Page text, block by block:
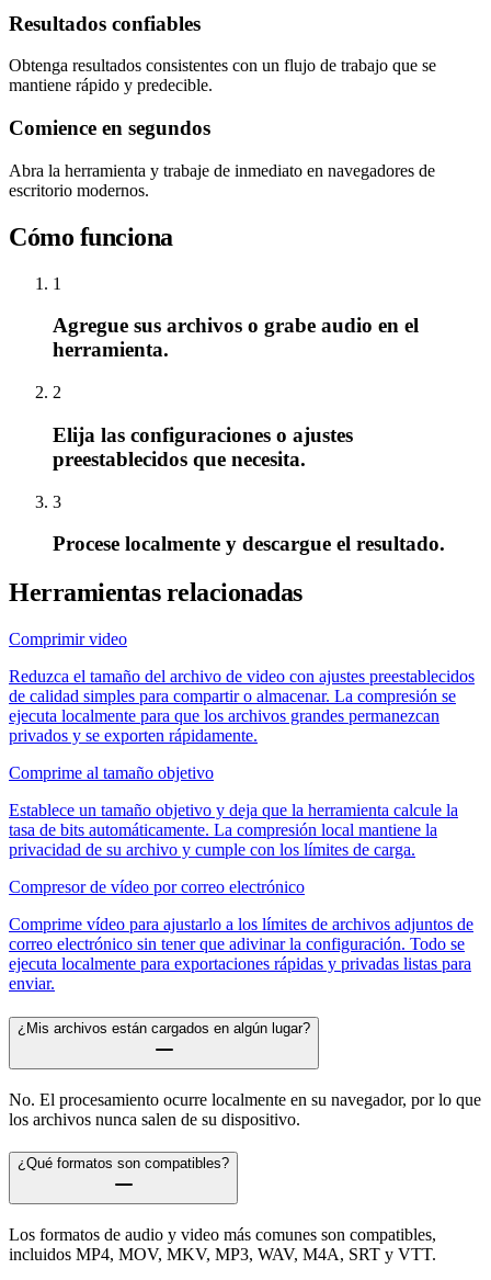
Resultados confiables
Obtenga resultados consistentes con un flujo de trabajo que se
mantiene rápido y predecible.
Comience en segundos
Abra la herramienta y trabaje de inmediato en navegadores de
escritorio modernos.
Cómo funciona
1
Agregue sus archivos o grabe audio en el
herramienta.
2
Elija las configuraciones o ajustes
preestablecidos que necesita.
3
Procese localmente y descargue el resultado.
Herramientas relacionadas
Comprimir video
Reduzca el tamaño del archivo de video con ajustes preestablecidos
de calidad simples para compartir o almacenar. La compresión se
ejecuta localmente para que los archivos grandes permanezcan
privados y se exporten rápidamente.
Comprime al tamaño objetivo
Establece un tamaño objetivo y deja que la herramienta calcule la
tasa de bits automáticamente. La compresión local mantiene la
privacidad de su archivo y cumple con los límites de carga.
Compresor de vídeo por correo electrónico
Comprime vídeo para ajustarlo a los límites de archivos adjuntos de
correo electrónico sin tener que adivinar la configuración. Todo se
ejecuta localmente para exportaciones rápidas y privadas listas para
enviar.
¿Mis archivos están cargados en algún lugar?
No. El procesamiento ocurre localmente en su navegador, por lo que
los archivos nunca salen de su dispositivo.
¿Qué formatos son compatibles?
Los formatos de audio y video más comunes son compatibles,
incluidos MP4, MOV, MKV, MP3, WAV, M4A, SRT y VTT.